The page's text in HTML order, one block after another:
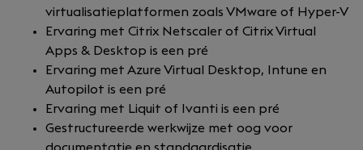
virtualisatieplatformen zoals VMware of Hyper-V
Ervaring met Citrix Netscaler of Citrix Virtual
Apps & Desktop is een pré
Ervaring met Azure Virtual Desktop, Intune en
Autopilot is een pré
Ervaring met Liquit of Ivanti is een pré
Gestructureerde werkwijze met oog voor